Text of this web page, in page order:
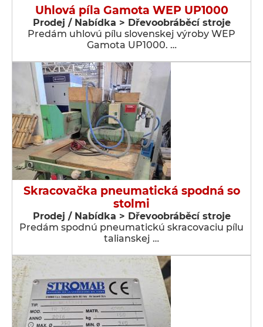
Uhlová píla Gamota WEP UP1000
Prodej / Nabídka > Dřevoobráběcí stroje
Predám uhlovú pílu slovenskej výroby WEP
Gamota UP1000. …
Skracovačka pneumatická spodná so
stolmi
Prodej / Nabídka > Dřevoobráběcí stroje
Predám spodnú pneumatickú skracovaciu pílu
talianskej …